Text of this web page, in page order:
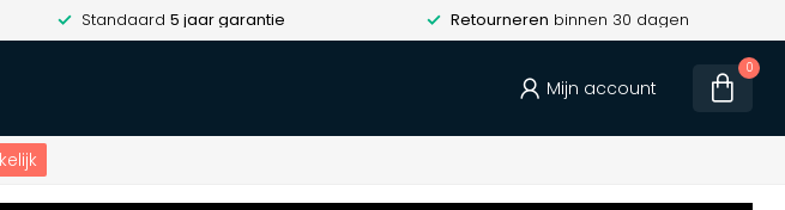
Standaard 5 jaar garantie Retourneren binnen 30 dagen
Mijn account
0